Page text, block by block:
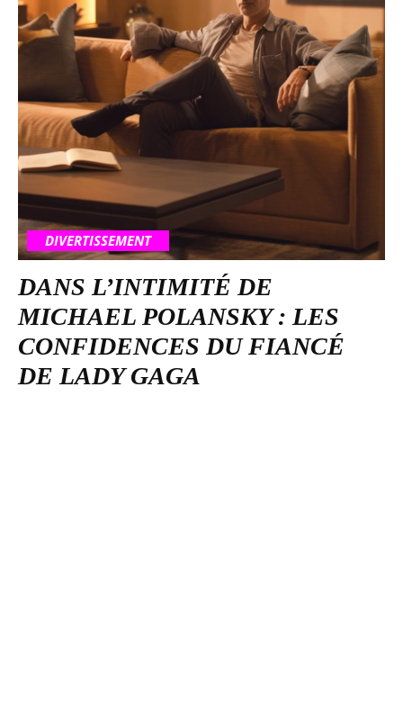
DIVERTISSEMENT
DANS L’INTIMITÉ DE
MICHAEL POLANSKY : LES
CONFIDENCES DU FIANCÉ
DE LADY GAGA